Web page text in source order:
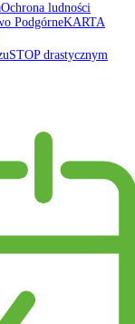
Ochrona ludności
KARTA
STOP drastycznym